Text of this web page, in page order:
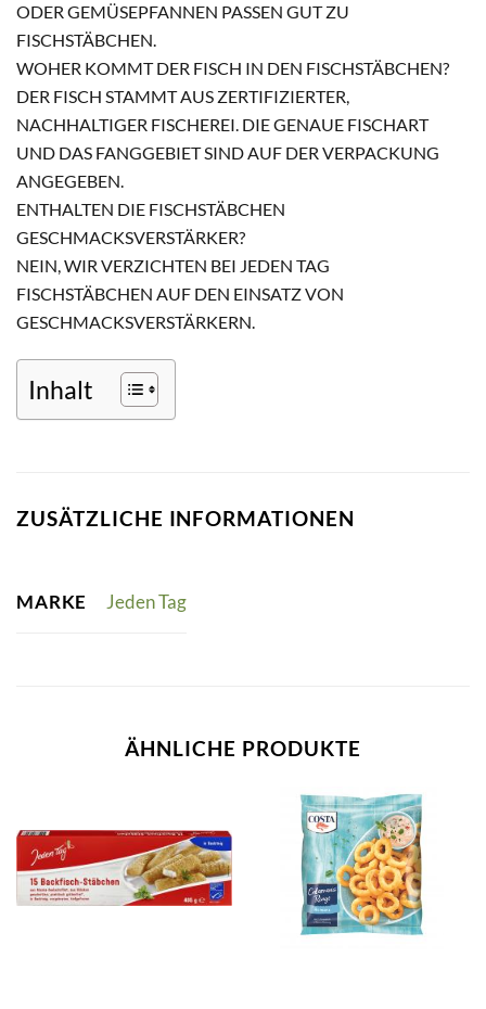
ODER GEMÜSEPFANNEN PASSEN GUT ZU
FISCHSTÄBCHEN.
WOHER KOMMT DER FISCH IN DEN FISCHSTÄBCHEN?
DER FISCH STAMMT AUS ZERTIFIZIERTER,
NACHHALTIGER FISCHEREI. DIE GENAUE FISCHART
UND DAS FANGGEBIET SIND AUF DER VERPACKUNG
ANGEGEBEN.
ENTHALTEN DIE FISCHSTÄBCHEN
GESCHMACKSVERSTÄRKER?
NEIN, WIR VERZICHTEN BEI JEDEN TAG
FISCHSTÄBCHEN AUF DEN EINSATZ VON
GESCHMACKSVERSTÄRKERN.
Inhalt
ZUSÄTZLICHE INFORMATIONEN
MARKE Jeden Tag
ÄHNLICHE PRODUKTE